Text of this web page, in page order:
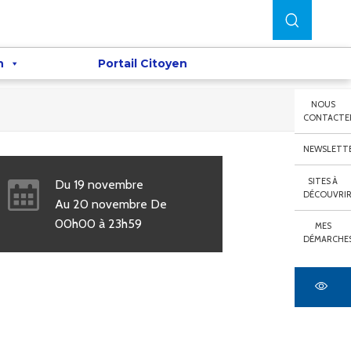
Portail Citoyen
NOUS
SITES À
MES
Du 19 novembre
Au 20 novembre De
00h00 à 23h59